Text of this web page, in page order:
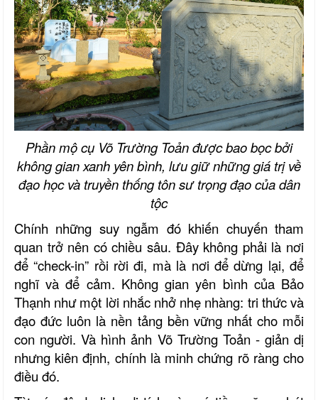
Phần mộ cụ Võ Trường Toản được bao bọc bởi
không gian xanh yên bình, lưu giữ những giá trị về
đạo học và truyền thống tôn sư trọng đạo của dân
tộc
Chính những suy ngẫm đó khiến chuyến tham
quan trở nên có chiều sâu. Đây không phải là nơi
để “check-in” rồi rời đi, mà là nơi để dừng lại, để
nghĩ và để cảm. Không gian yên bình của Bảo
Thạnh như một lời nhắc nhở nhẹ nhàng: tri thức và
đạo đức luôn là nền tảng bền vững nhất cho mỗi
con người. Và hình ảnh Võ Trường Toản - giản dị
nhưng kiên định, chính là minh chứng rõ ràng cho
điều đó.